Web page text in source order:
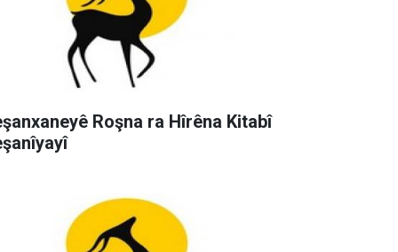
Roşna ra Hîrêna Kitabî